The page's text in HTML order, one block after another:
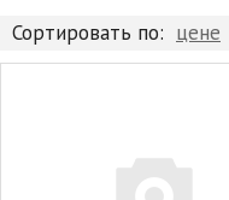
Сортировать по: цене